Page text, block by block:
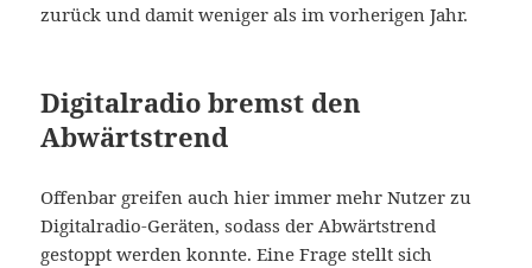
zurück und damit weniger als im vorherigen Jahr.
Digitalradio bremst den
Abwärtstrend
Offenbar greifen auch hier immer mehr Nutzer zu
Digitalradio-Geräten, sodass der Abwärtstrend
gestoppt werden konnte. Eine Frage stellt sich